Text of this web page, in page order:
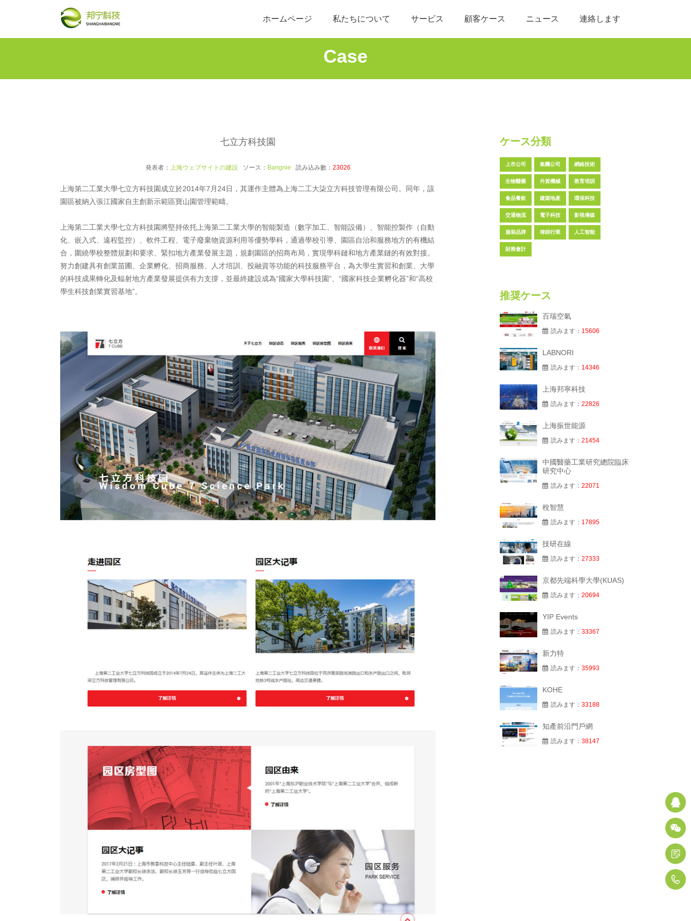
ホームページ 私たちについて サービス 顧客ケース ニュース 連絡します
Case
七立方科技園
発表者： 上海ウェブサイトの建設 ソース： Bangnie 読み込み數： 23026
上海第二工業大學七立方科技園成立於2014年7月24日，其運作主體為上海二工大柒立方科技管理有限公司。同年，該
園區被納入張江國家自主創新示範區寶山園管理範疇。
上海第二工業大學七立方科技園將堅持依托上海第二工業大學的智能製造（數字加工、智能設備）、智能控製作（自動
化、嵌入式、遠程監控）、軟件工程、電子廢棄物資源利用等優勢學科，通過學校引導、園區自治和服務地方的有機結
合，圍繞學校整體規劃和要求、緊扣地方產業發展主題，規劃園區的招商布局，實現學科鏈和地方產業鏈的有效對接。
努力創建具有創業苗圃、企業孵化、招商服務、人才培訓、投融資等功能的科技服務平台，為大學生實習和創業、大學
的科技成果轉化及輻射地方產業發展提供有力支撐，並最終建設成為“國家大學科技園”、“國家科技企業孵化器”和“高校
學生科技創業實習基地”。
ケース分類
上市公司 集團公司 網絡技術
生物醫藥 外貿機械 教育培訓
食品餐飲 建築地產 環保科技
交通物流 電子科技 影視傳媒
服裝品牌 律師行業 人工智能
財務會計
推奨ケース
百瑞空氣
読みます： 15606
LABNORI
読みます： 14346
上海邦寧科技
読みます： 22826
上海振世能源
読みます： 21454
中國醫藥工業研究總院臨床
研究中心
読みます： 22071
稅智慧
読みます： 17895
技研在線
読みます： 27333
京都先端科學大學(KUAS)
読みます： 20694
YIP Events
読みます： 33367
新力特
読みます： 35993
KOHE
読みます： 33188
知產前沿門戶網
読みます： 38147